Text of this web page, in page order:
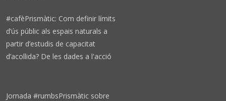
#cafèPrismàtic: Com definir límits
d’ús públic als espais naturals a
partir d’estudis de capacitat
d’acollida? De les dades a l'acció
Jornada #rumbsPrismàtic sobre